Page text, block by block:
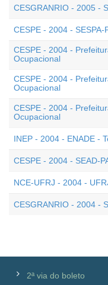
CESGRANRIO - 2005 -
CESPE - 2004 -
CESPE - 2004 -
Ocupacional
CESPE - 2004 -
Ocupacional
CESPE - 2004 -
Ocupacional
INEP - 2004 - ENADE -
CESPE - 2004 - SEAD-
NCE-UFRJ - 2004 -
CESGRANRIO - 2004 -
2ª via do boleto